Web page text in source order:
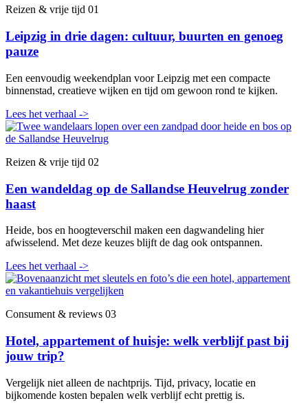
Reizen & vrije tijd 01
Leipzig in drie dagen: cultuur, buurten en genoeg
pauze
Een eenvoudig weekendplan voor Leipzig met een compacte
binnenstad, creatieve wijken en tijd om gewoon rond te kijken.
Lees het verhaal ->
Reizen & vrije tijd 02
Een wandeldag op de Sallandse Heuvelrug zonder
haast
Heide, bos en hoogteverschil maken een dagwandeling hier
afwisselend. Met deze keuzes blijft de dag ook ontspannen.
Lees het verhaal ->
Consument & reviews 03
Hotel, appartement of huisje: welk verblijf past bij
jouw trip?
Vergelijk niet alleen de nachtprijs. Tijd, privacy, locatie en
bijkomende kosten bepalen welk verblijf echt prettig is.